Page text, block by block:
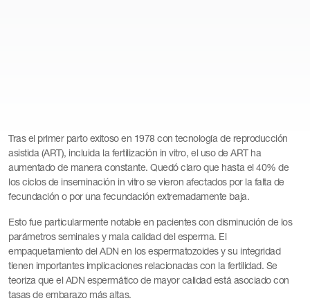
Tras el primer parto exitoso en 1978 con tecnología de reproducción
asistida (ART), incluida la fertilización in vitro, el uso de ART ha
aumentado de manera constante. Quedó claro que hasta el 40% de
los ciclos de inseminación in vitro se vieron afectados por la falta de
fecundación o por una fecundación extremadamente baja.
Esto fue particularmente notable en pacientes con disminución de los
parámetros seminales y mala calidad del esperma. El
empaquetamiento del ADN en los espermatozoides y su integridad
tienen importantes implicaciones relacionadas con la fertilidad. Se
teoriza que el ADN espermático de mayor calidad está asociado con
tasas de embarazo más altas.